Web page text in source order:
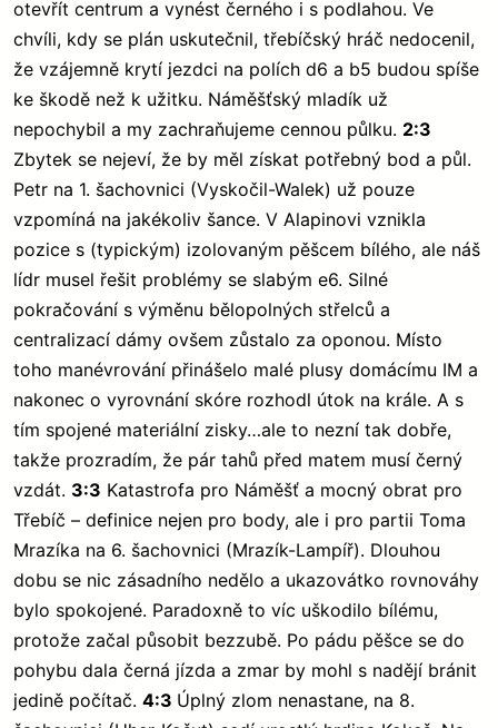
otevřít centrum a vynést černého i s podlahou. Ve
chvíli, kdy se plán uskutečnil, třebíčský hráč nedocenil,
že vzájemně krytí jezdci na polích d6 a b5 budou spíše
ke škodě než k užitku. Náměšťský mladík už
nepochybil a my zachraňujeme cennou půlku. 2:3
Zbytek se nejeví, že by měl získat potřebný bod a půl.
Petr na 1. šachovnici (Vyskočil-Walek) už pouze
vzpomíná na jakékoliv šance. V Alapinovi vznikla
pozice s (typickým) izolovaným pěšcem bílého, ale náš
lídr musel řešit problémy se slabým e6. Silné
pokračování s výměnu bělopolných střelců a
centralizací dámy ovšem zůstalo za oponou. Místo
toho manévrování přinášelo malé plusy domácímu IM a
nakonec o vyrovnání skóre rozhodl útok na krále. A s
tím spojené materiální zisky…ale to nezní tak dobře,
takže prozradím, že pár tahů před matem musí černý
vzdát. 3:3 Katastrofa pro Náměšť a mocný obrat pro
Třebíč – definice nejen pro body, ale i pro partii Toma
Mrazíka na 6. šachovnici (Mrazík-Lampíř). Dlouhou
dobu se nic zásadního nedělo a ukazovátko rovnováhy
bylo spokojené. Paradoxně to víc uškodilo bílému,
protože začal působit bezzubě. Po pádu pěšce se do
pohybu dala černá jízda a zmar by mohl s nadějí bránit
jedině počítač. 4:3 Úplný zlom nenastane, na 8.